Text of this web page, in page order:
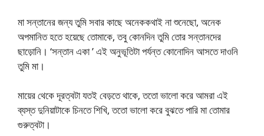
মা সন্তানের জন্য তুমি সবার কাছে অনেককথাই না শুনেছো, অনেক
অপমানিত হতে হয়েছে তোমাকে, তবু কোনদিন তুমি তোর সন্তানদের
ছাড়োনি। ‘সন্তান একা ’ এই অনুভূতিটা পর্যন্ত কোনোদিন আসতে দাওনি
তুমি মা।
মায়ের থেকে দূরত্বটা যতই বেড়তে থাকে, ততো ভালো করে আমরা এই
ব্যস্ত দুনিয়াটাকে চিনতে শিখি, ততো ভালো করে বুঝতে পারি মা তোমার
গুরুত্বটা।